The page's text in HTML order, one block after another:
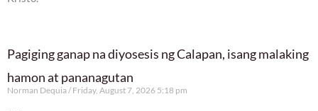
Pagiging ganap na diyosesis ng Calapan, isang malaking
hamon at pananagutan
Norman Dequia Friday, August 7, 2026 5:18 pm